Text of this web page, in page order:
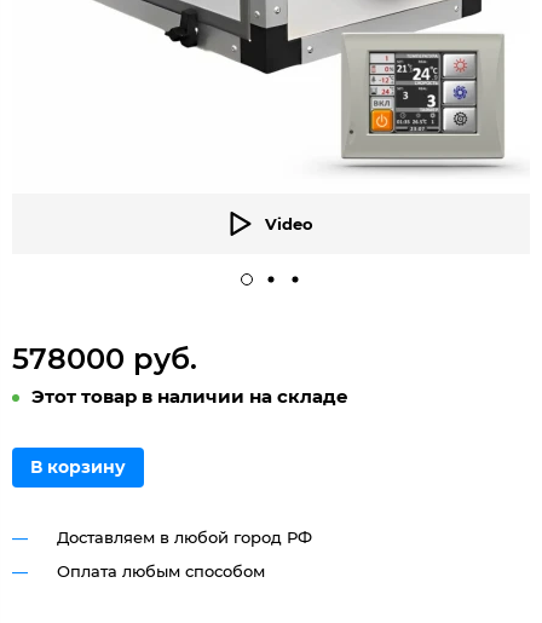
Video
578000 руб.
Этот товар в наличии на складе
В корзину
Доставляем в любой город РФ
Оплата любым способом